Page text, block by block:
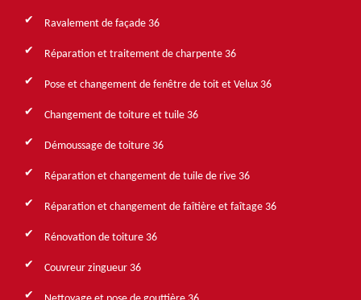
Ravalement de façade 36
Réparation et traitement de charpente 36
Pose et changement de fenêtre de toit et Velux 36
Changement de toiture et tuile 36
Démoussage de toiture 36
Réparation et changement de tuile de rive 36
Réparation et changement de faîtière et faîtage 36
Rénovation de toiture 36
Couvreur zingueur 36